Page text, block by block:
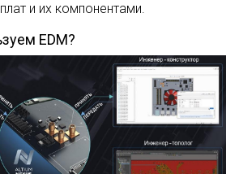
и их компонентами.
EDM?